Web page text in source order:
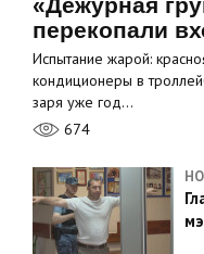
«Дежурная
перекопали
Испытание жарой:
кондиционеры в
заря уже год…
674